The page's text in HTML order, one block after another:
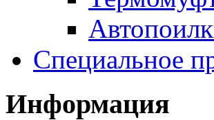
Специальное
Информация